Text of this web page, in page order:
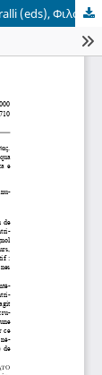
ByzRev 05.2023.009: Marco D’Agostino – Luca Pieralli (eds), Φιλόδωρος εὐμενείας. Miscellanea di studi in ricordo di Mons. Paul Canart (Littera Antiqua 21).